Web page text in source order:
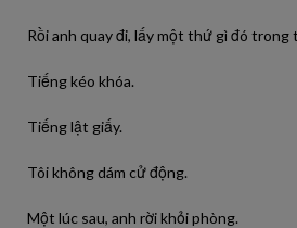
Rồi anh quay đi, lấy một thứ gì đó trong
Tiếng kéo khóa.
Tiếng lật giấy.
Tôi không dám cử động.
Một lúc sau, anh rời khỏi phòng.